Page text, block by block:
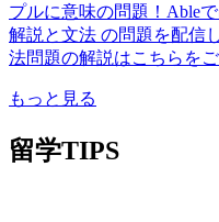
プルに意味の問題！Able
解説と文法 の問題を配信
法問題の解説はこちらをご
もっと見る
留学TIPS